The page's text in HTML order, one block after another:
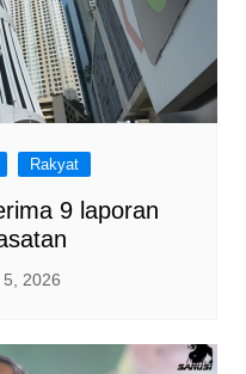
Rakyat
9 laporan
5, 2026